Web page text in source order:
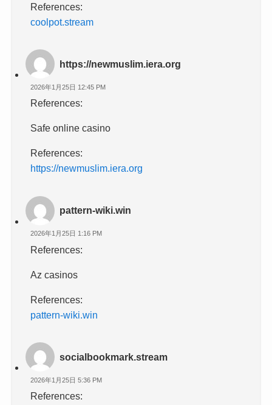
References:
coolpot.stream
https://newmuslim.iera.org
2026年1月25日 12:45 PM
References:
Safe online casino
References:
https://newmuslim.iera.org
pattern-wiki.win
2026年1月25日 1:16 PM
References:
Az casinos
References:
pattern-wiki.win
socialbookmark.stream
2026年1月25日 5:36 PM
References: